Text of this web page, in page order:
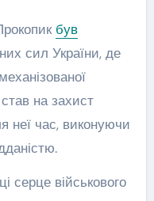
був
сил України, де
на захист
неї час, виконуючи
серце військового